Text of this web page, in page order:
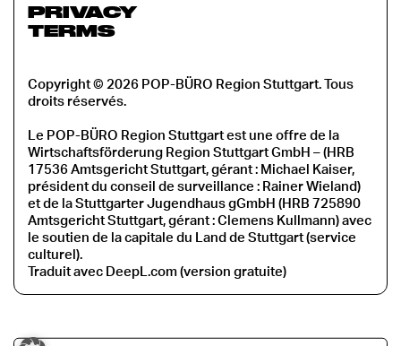
PRIVACY
TERMS
Copyright © 2026 POP-BÜRO Region Stuttgart. Tous
droits réservés.
Le POP-BÜRO Region Stuttgart est une offre de la
Wirtschaftsförderung Region Stuttgart GmbH – (HRB
17536 Amtsgericht Stuttgart, gérant : Michael Kaiser,
président du conseil de surveillance : Rainer Wieland)
et de la Stuttgarter Jugendhaus gGmbH (HRB 725890
Amtsgericht Stuttgart, gérant : Clemens Kullmann) avec
le soutien de la capitale du Land de Stuttgart (service
culturel).
Traduit avec DeepL.com (version gratuite)